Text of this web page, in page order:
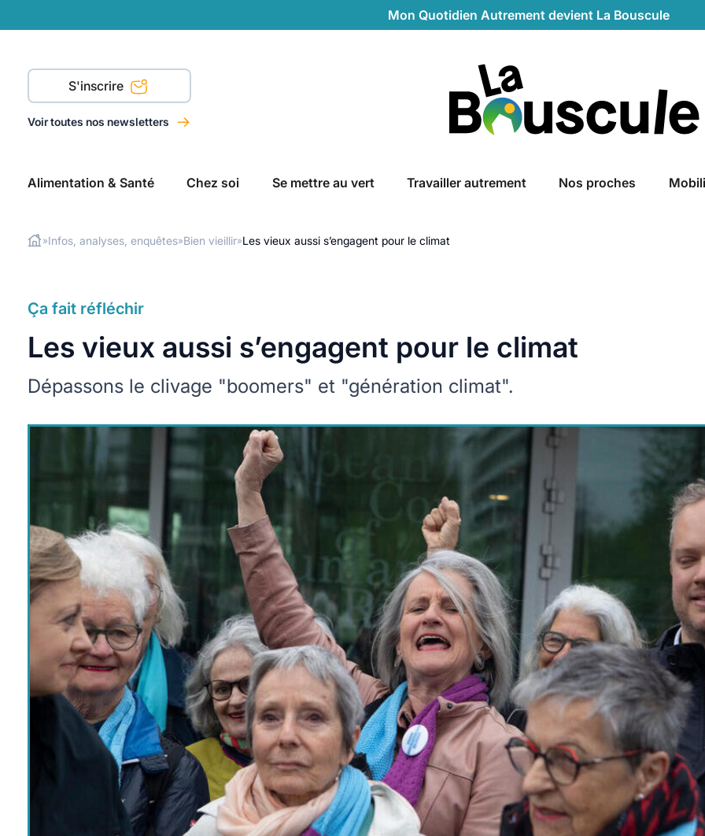
Mon Quotidien Autrement devient La Bouscule
S'inscrire
Voir toutes nos newsletters
Alimentation & Santé
Chez soi Se mettre au vert Travailler autrement Nos proches
»Infos, analyses, enquêtes»Bien vieillir»Les vieux aussi s’engagent pour le climat
Ça fait réfléchir
Les vieux aussi s’engagent pour le climat
Dépassons le clivage "boomers" et "génération climat".